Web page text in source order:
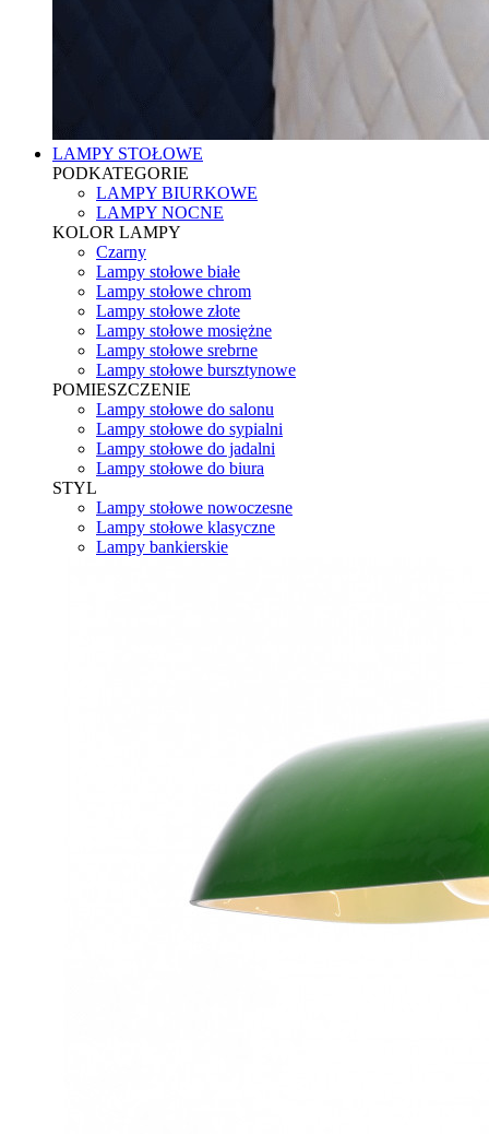
LAMPY STOŁOWE
PODKATEGORIE
LAMPY BIURKOWE
LAMPY NOCNE
KOLOR LAMPY
Czarny
Lampy stołowe białe
Lampy stołowe chrom
Lampy stołowe złote
Lampy stołowe mosiężne
Lampy stołowe srebrne
Lampy stołowe bursztynowe
POMIESZCZENIE
Lampy stołowe do salonu
Lampy stołowe do sypialni
Lampy stołowe do jadalni
Lampy stołowe do biura
STYL
Lampy stołowe nowoczesne
Lampy stołowe klasyczne
Lampy bankierskie